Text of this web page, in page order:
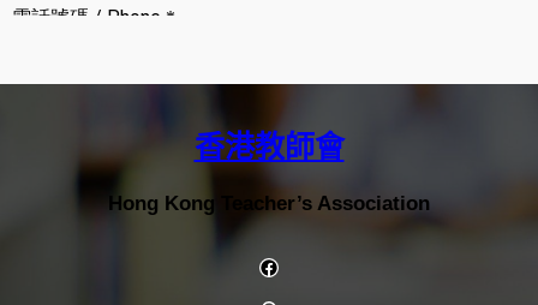
香港教師會
Hong Kong Teacher’s Association